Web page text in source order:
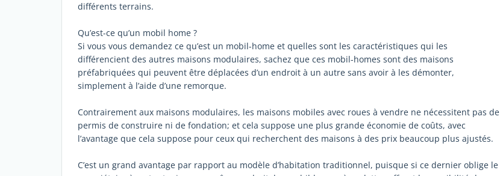
différents terrains.
Qu’est-ce qu’un mobil home ?
Si vous vous demandez ce qu’est un mobil-home et quelles sont les caractéristiques qui les
différencient des autres maisons modulaires, sachez que ces mobil-homes sont des maisons
préfabriquées qui peuvent être déplacées d’un endroit à un autre sans avoir à les démonter,
simplement à l’aide d’une remorque.
Contrairement aux maisons modulaires, les maisons mobiles avec roues à vendre ne nécessitent pas de
permis de construire ni de fondation; et cela suppose une plus grande économie de coûts, avec
l’avantage que cela suppose pour ceux qui recherchent des maisons à des prix beaucoup plus ajustés.
C’est un grand avantage par rapport au modèle d’habitation traditionnel, puisque si ce dernier oblige le